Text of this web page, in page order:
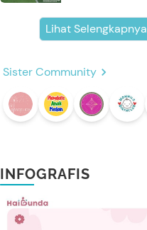
Kompak Banget!
Lihat Selengkapnya
Sister Community
INFOGRAFIS